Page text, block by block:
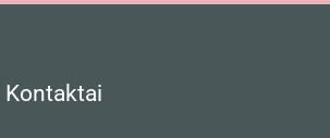
Kontaktai